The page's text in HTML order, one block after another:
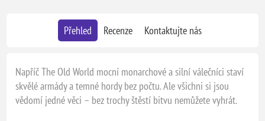
Přehled Recenze Kontaktujte nás
Napříč The Old World mocní monarchové a silní válečníci staví
skvělé armády a temné hordy bez počtu. Ale všichni si jsou
vědomí jedné věci – bez trochy štěstí bitvu nemůžete vyhrát.